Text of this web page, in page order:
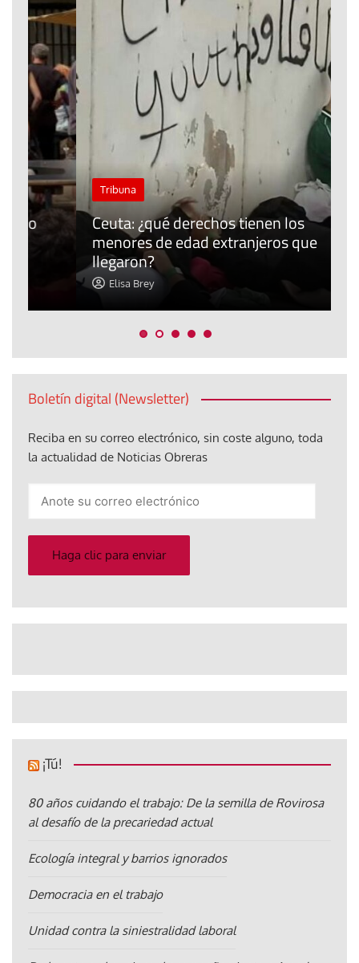
Tribuna
Ceuta: ¿qué derechos tienen los
menores de edad extranjeros que
llegaron?
Elisa Brey
Boletín digital (Newsletter)
Reciba en su correo electrónico, sin coste alguno, toda
la actualidad de Noticias Obreras
electrónico
Haga clic para enviar
¡Tú!
80 años cuidando el trabajo: De la semilla de Rovirosa
al desafío de la precariedad actual
Ecología integral y barrios ignorados
Democracia en el trabajo
Unidad contra la siniestralidad laboral